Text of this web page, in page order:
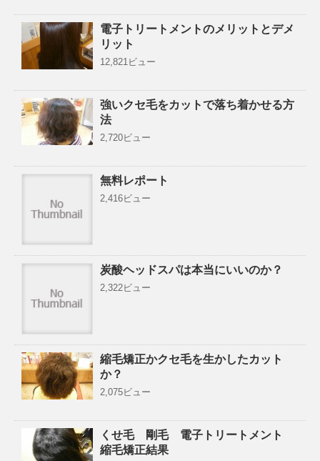
電子トリートメントのメリットとデメ
リット
12,821ビュー
強いクセ毛をカットで落ち着かせる方
法
2,720ビュー
無料レポート
2,416ビュー
炭酸ヘッドスパは本当にいいのか？
2,322ビュー
縮毛矯正かクセ毛を生かしたカット
か？
2,075ビュー
くせ毛 剛毛 電子トリートメント
縮毛矯正結果